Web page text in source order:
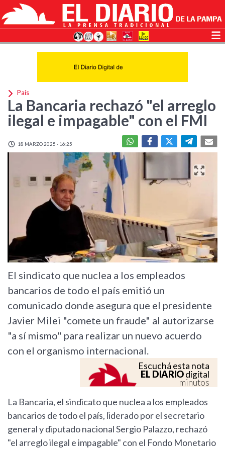
País
La Bancaria rechazó "el arreglo
ilegal e impagable" con el FMI
18 MARZO 2025 - 16:25
El sindicato que nuclea a los empleados
bancarios de todo el país emitió un
comunicado donde asegura que el presidente
Javier Milei "comete un fraude" al autorizarse
"a sí mismo" para realizar un nuevo acuerdo
con el organismo internacional.
Escuchá esta nota
EL DIARIOdigital
minutos
La Bancaria, el sindicato que nuclea a los empleados
bancarios de todo el país, liderado por el secretario
general y diputado nacional Sergio Palazzo, rechazó
"el arreglo ilegal e impagable" con el Fondo Monetario